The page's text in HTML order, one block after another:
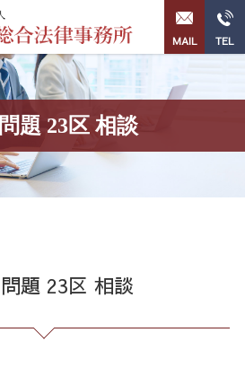
題 23区 相談
題 23区 相談